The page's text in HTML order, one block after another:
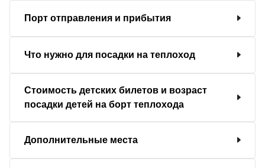
Порт отправления и прибытия
Что нужно для посадки на теплоход
Стоимость детских билетов и возраст
посадки детей на борт теплохода
Дополнительные места